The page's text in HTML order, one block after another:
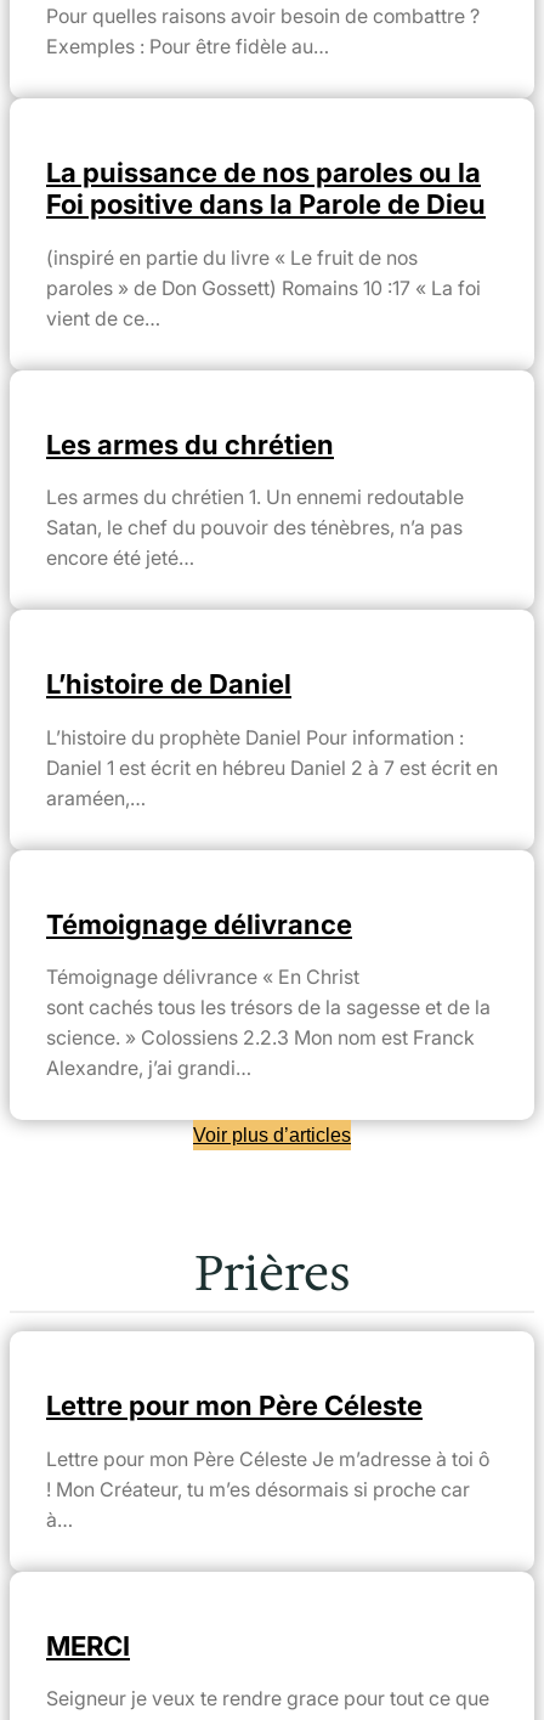
Pour quelles raisons avoir besoin de combattre ?
Exemples : Pour être fidèle au…
La puissance de nos paroles ou la
Foi positive dans la Parole de Dieu
(inspiré en partie du livre « Le fruit de nos
paroles » de Don Gossett) Romains 10 :17 « La foi
vient de ce…
Les armes du chrétien
Les armes du chrétien 1. Un ennemi redoutable
Satan, le chef du pouvoir des ténèbres, n’a pas
encore été jeté…
L’histoire de Daniel
L’histoire du prophète Daniel Pour information :
Daniel 1 est écrit en hébreu Daniel 2 à 7 est écrit en
araméen,…
Témoignage délivrance
Témoignage délivrance « En Christ
sont cachés tous les trésors de la sagesse et de la
science. » Colossiens 2.2.3 Mon nom est Franck
Alexandre, j’ai grandi…
Voir plus d’articles
Prières
Lettre pour mon Père Céleste
Lettre pour mon Père Céleste Je m’adresse à toi ô
! Mon Créateur, tu m’es désormais si proche car
à…
MERCI
Seigneur je veux te rendre grace pour tout ce que